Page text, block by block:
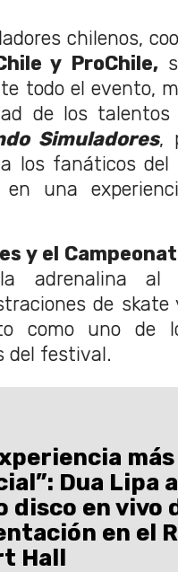
chilenos,
y ProChile,
todo el evento,
de los talentos
Simuladores,
los fanáticos del
en una
y el
adrenalina al
de skate
como uno de
del festival.
más
Dua Lipa
disco en vivo
en el
Hall